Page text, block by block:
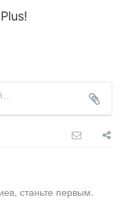
станьте первым.